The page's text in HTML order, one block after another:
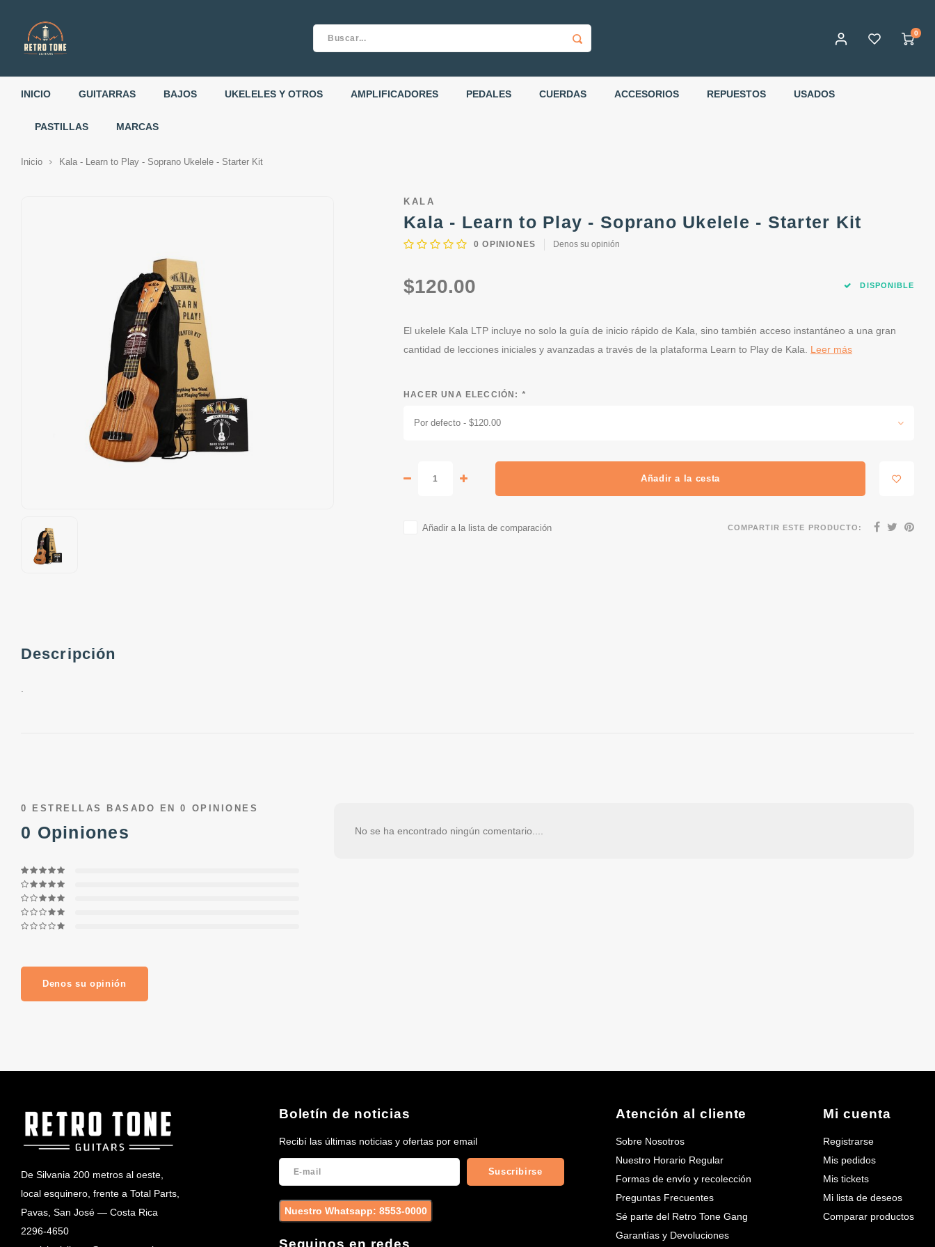
0
INICIO GUITARRAS BAJOS UKELELES Y OTROS AMPLIFICADORES PEDALES CUERDAS ACCESORIOS REPUESTOS USADOS
PASTILLAS MARCAS
Inicio Kala - Learn to Play - Soprano Ukelele - Starter Kit
KALA
Kala - Learn to Play - Soprano Ukelele - Starter Kit
0 OPINIONES Denos su opinión
$120.00 DISPONIBLE
El ukelele Kala LTP incluye no solo la guía de inicio rápido de Kala, sino también acceso instantáneo a una gran
cantidad de lecciones iniciales y avanzadas a través de la plataforma Learn to Play de Kala. Leer más
HACER UNA ELECCIÓN: *
Por defecto - $120.00
Añadir a la cesta
Añadir a la lista de comparación COMPARTIR ESTE PRODUCTO:
Descripción
.
0 ESTRELLAS BASADO EN0 OPINIONES
0 Opiniones
Denos su opinión
No se ha encontrado ningún comentario....
De Silvania 200 metros al oeste,
local esquinero, frente a Total Parts,
Pavas, San José — Costa Rica
2296-4650
Boletín de noticias
Recibí las últimas noticias y ofertas por email
Suscribirse
Nuestro Whatsapp: 8553-0000
Atención al cliente
Sobre Nosotros
Nuestro Horario Regular
Formas de envío y recolección
Preguntas Frecuentes
Sé parte del Retro Tone Gang
Garantías y Devoluciones
Mi cuenta
Registrarse
Mis pedidos
Mis tickets
Mi lista de deseos
Comparar productos